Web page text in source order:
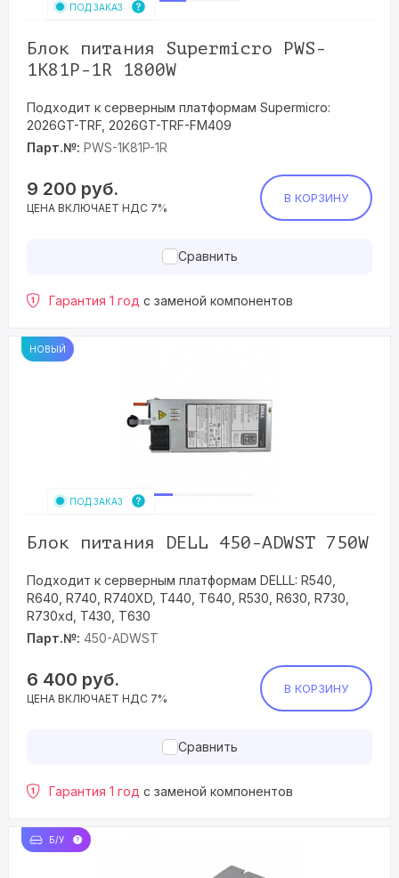
ПОД ЗАКАЗ
Блок питания Supermicro PWS-
1K81P-1R 1800W
Подходит к серверным платформам Supermicro:
2026GT-TRF, 2026GT-TRF-FM409
Парт.№: PWS-1K81P-1R
9 200 руб.
ЦЕНА ВКЛЮЧАЕТ НДС 7%
В КОРЗИНУ
Сравнить
Гарантия 1 год с заменой компонентов
НОВЫЙ
ПОД ЗАКАЗ
Блок питания DELL 450-ADWST 750W
Подходит к серверным платформам DELLL: R540,
R640, R740, R740XD, T440, T640, R530, R630, R730,
R730xd, T430, T630
Парт.№: 450-ADWST
6 400 руб.
ЦЕНА ВКЛЮЧАЕТ НДС 7%
В КОРЗИНУ
Сравнить
Гарантия 1 год с заменой компонентов
Б/У